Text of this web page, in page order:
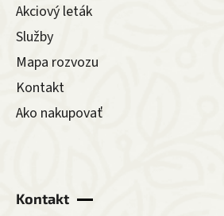
Akciový leták
Služby
Mapa rozvozu
Kontakt
Ako nakupovať
Kontakt